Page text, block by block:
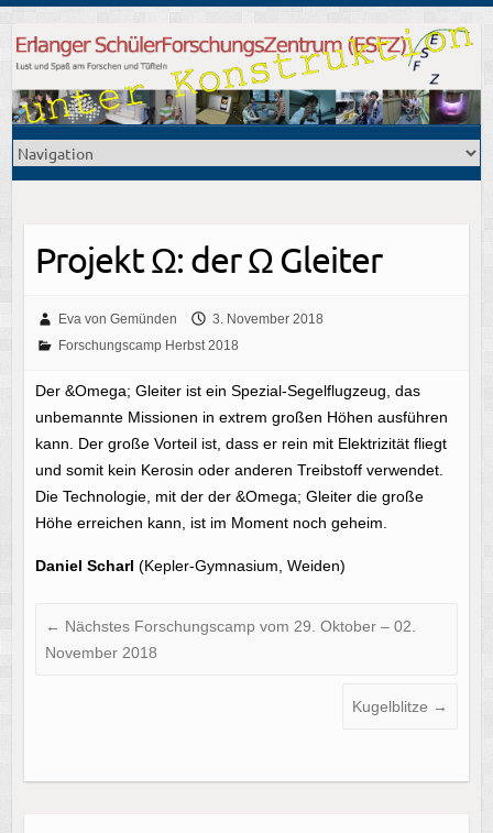
Projekt Ω: der Ω Gleiter
Eva von Gemünden
3. November 2018
Forschungscamp Herbst 2018
Der &Omega; Gleiter ist ein Spezial-Segelflugzeug, das
unbemannte Missionen in extrem großen Höhen ausführen
kann. Der große Vorteil ist, dass er rein mit Elektrizität fliegt
und somit kein Kerosin oder anderen Treibstoff verwendet.
Die Technologie, mit der der &Omega; Gleiter die große
Höhe erreichen kann, ist im Moment noch geheim.
Daniel Scharl (Kepler-Gymnasium, Weiden)
← Nächstes Forschungscamp vom 29. Oktober – 02.
November 2018
Kugelblitze →